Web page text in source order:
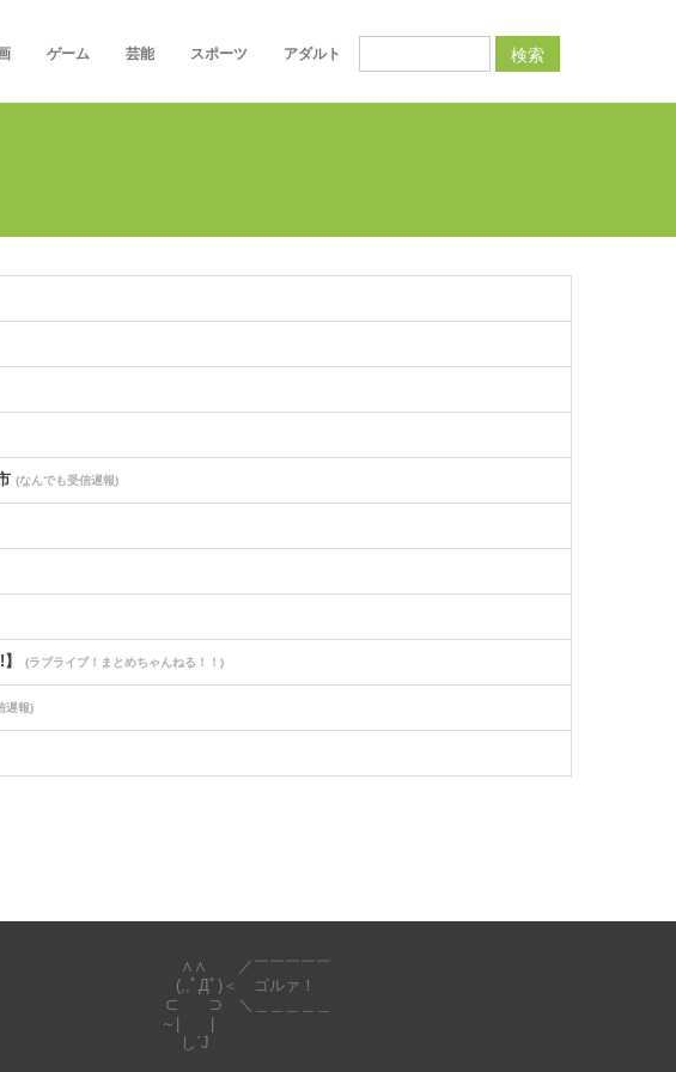
ゲーム 芸能 スポーツ アダルト 検索
(なんでも受信遅報)
(ラブライブ！まとめちゃんねる！！)
遅報)
た疑い [8/6]
∧∧ ／￣￣￣￣￣
(,,ﾟДﾟ)＜ ゴルァ！
⊂ ⊃ ＼＿＿＿＿＿
～| |
し`J